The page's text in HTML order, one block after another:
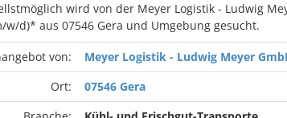
wird von der Meyer Logistik - Ludwig
d)* aus 07546 Gera und Umgebung gesucht.
von:
Meyer Logistik - Ludwig Meyer
Ort:
07546 Gera